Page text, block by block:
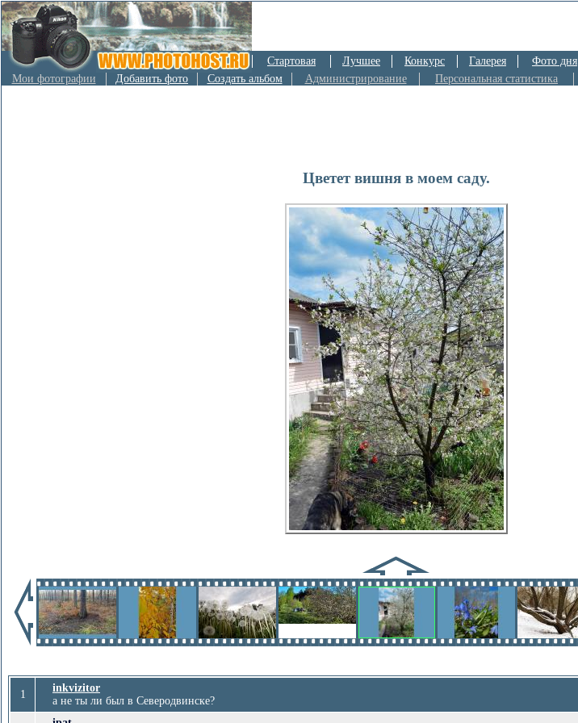
Стартовая Лучшее Конкурс Галерея Фото дня
Мои фотографии
Добавить фото Создать альбом Администрирование Персональная статистика
Цветет вишня в моем саду.
1
inkvizitor
а не ты ли был в Северодвинске?